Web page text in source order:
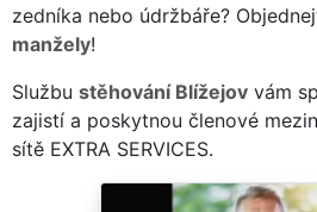
zedníka nebo údržbáře?
manžely!
Službu stěhování Blížejov vám
zajistí a poskytnou členové
sítě EXTRA SERVICES.